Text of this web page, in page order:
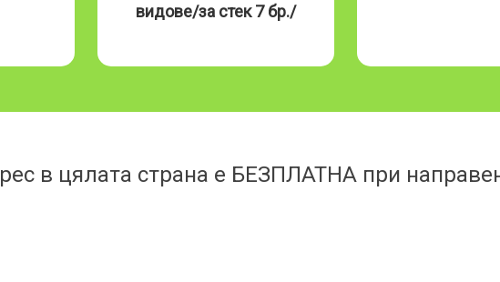
видове/за стек 7 бр./
в цялата страна е БЕЗПЛАТНА при